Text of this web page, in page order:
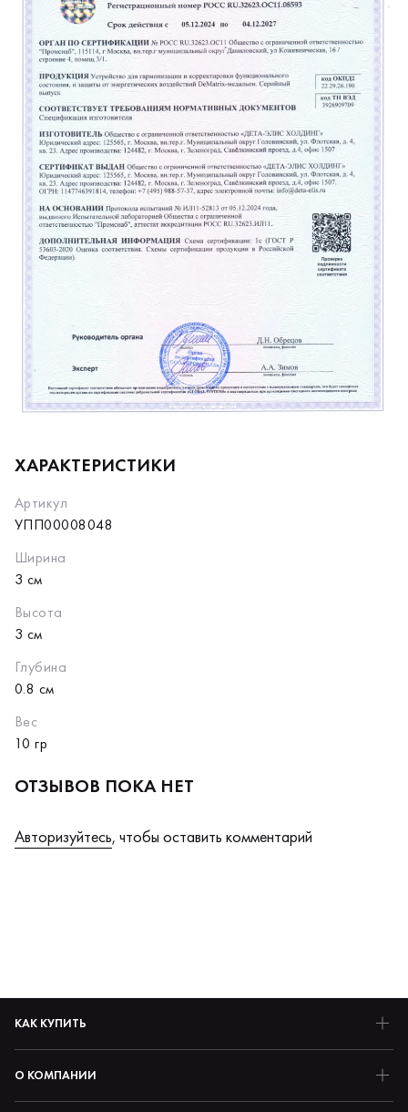
ХАРАКТЕРИСТИКИ
Артикул
УПП00008048
Ширина
3 см
Высота
3 см
Глубина
0.8 см
Вес
10 гр
ОТЗЫВОВ ПОКА НЕТ
Авторизуйтесь, чтобы оставить комментарий
КАК КУПИТЬ
О КОМПАНИИ